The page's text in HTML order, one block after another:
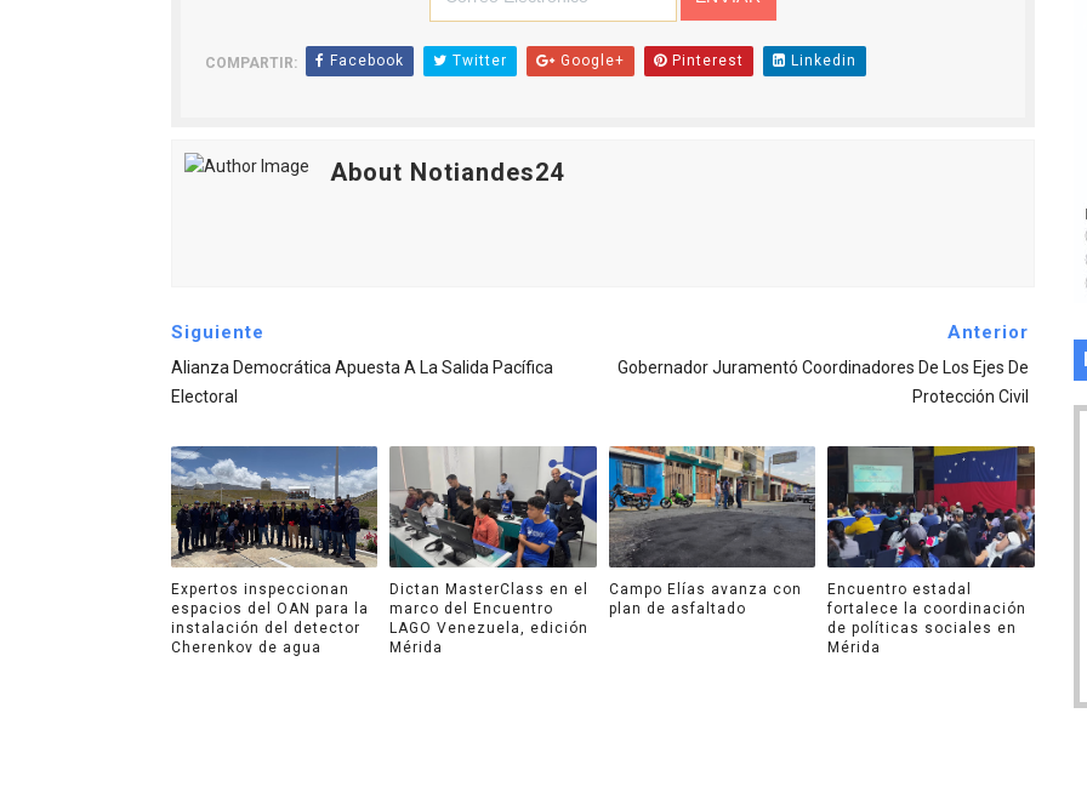
COMPARTIR: Facebook Twitter Google+ Pinterest Linkedin
About Notiandes24
Siguiente
Alianza Democrática Apuesta A La Salida Pacífica
Electoral
Anterior
Gobernador Juramentó Coordinadores De Los Ejes De
Protección Civil
Expertos inspeccionan
espacios del OAN para la
instalación del detector
Cherenkov de agua
Dictan MasterClass en el
marco del Encuentro
LAGO Venezuela, edición
Mérida
Campo Elías avanza con
plan de asfaltado
Encuentro estadal
fortalece la coordinación
de políticas sociales en
Mérida